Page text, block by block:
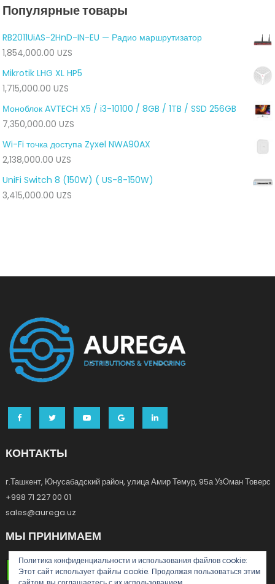
Популярные товары
RB2011UiAS-2HnD-IN-EU — Радио маршрутизатор
1,854,000.00UZS
Mikrotik LHG XL HP5
1,715,000.00UZS
Моноблок AVTECH X5 / i3-10100 / 8GB / 1TB / SSD 256GB
7,350,000.00UZS
Wi-Fi точка доступа Zyxel NWA90AX
2,138,000.00UZS
UniFi Switch 8 (150W) ( US-8-150W)
3,415,000.00UZS
КОНТАКТЫ
г.Ташкент, Юнусабадский район, улица Амир Темур, 95а УзОман Товерс
+998 71 227 00 01
sales@aurega.uz
МЫ ПРИНИМАЕМ
Политика конфиденциальности и использования файлов сookie:
Этот сайт использует файлы cookie. Продолжая пользоваться этим